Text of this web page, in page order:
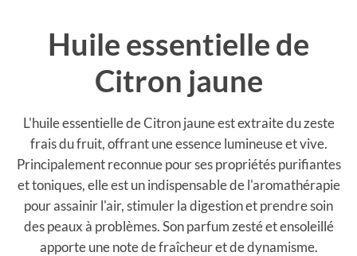
Huile essentielle de
Citron jaune
L'huile essentielle de Citron jaune est extraite du zeste
frais du fruit, offrant une essence lumineuse et vive.
Principalement reconnue pour ses propriétés purifiantes
et toniques, elle est un indispensable de l'aromathérapie
pour assainir l'air, stimuler la digestion et prendre soin
des peaux à problèmes. Son parfum zesté et ensoleillé
apporte une note de fraîcheur et de dynamisme.